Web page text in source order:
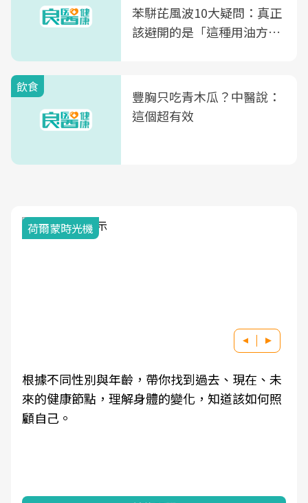
苯駢芘風波10大疑問：真正
該避開的是「這種用油方
飲食
豐胸只吃青木瓜？中醫說：
這個超有效
荷爾蒙時光機
根據不同性別與年齡，帶你找到過去、現在、未
來的健康節點，理解身體的變化，知道該如何照
顧自己。